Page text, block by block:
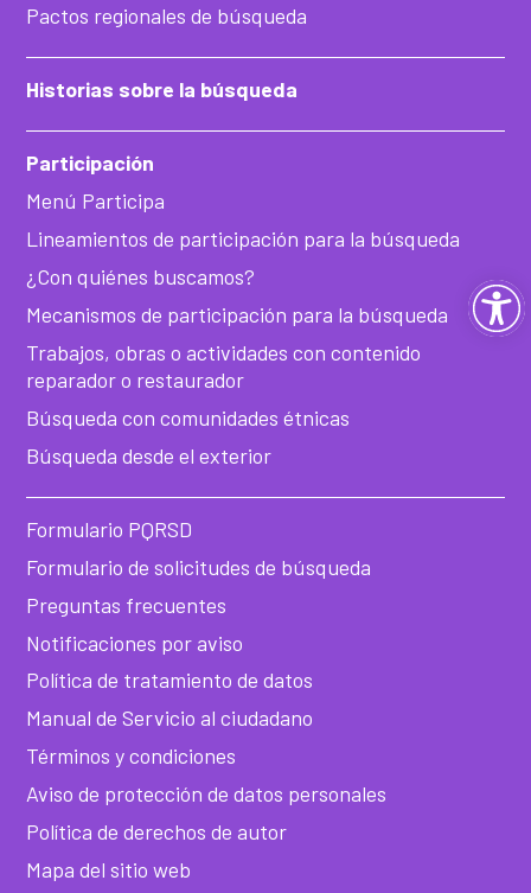
Pactos regionales de búsqueda
Historias sobre la búsqueda
Participación
Menú Participa
Lineamientos de participación para la búsqueda
¿Con quiénes buscamos?
Mecanismos de participación para la búsqueda
Trabajos, obras o actividades con contenido
reparador o restaurador
Búsqueda con comunidades étnicas
Búsqueda desde el exterior
Formulario PQRSD
Formulario de solicitudes de búsqueda
Preguntas frecuentes
Notificaciones por aviso
Política de tratamiento de datos
Manual de Servicio al ciudadano
Términos y condiciones
Aviso de protección de datos personales
Política de derechos de autor
Mapa del sitio web